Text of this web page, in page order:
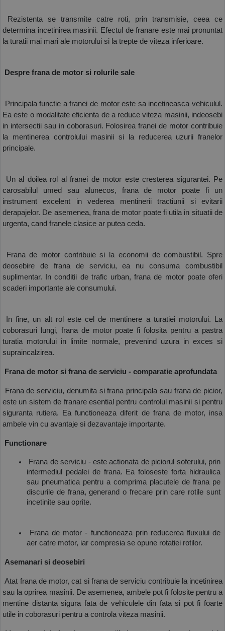
Rezistenta se transmite catre roti, prin transmisie, ceea ce
determina incetinirea masinii. Efectul de franare este mai pronuntat
la turatii mai mari ale motorului si la trepte de viteza inferioare.
Despre frana de motor si rolurile sale
Principala functie a franei de motor este sa incetineasca vehiculul.
Ea este o modalitate eficienta de a reduce viteza masinii, indeosebi
in intersectii sau in coborasuri. Folosirea franei de motor contribuie
la mentinerea controlului masinii si la reducerea uzurii franelor
principale.
Un al doilea rol al franei de motor este cresterea sigurantei. Pe
carosabilul umed sau alunecos, frana de motor poate fi un
instrument excelent in vederea mentinerii tractiunii si evitarii
derapajelor. De asemenea, frana de motor poate fi utila in situatii de
urgenta, cand franele clasice ar putea ceda.
Frana de motor contribuie si la economii de combustibil. Spre
deosebire de frana de serviciu, ea nu consuma combustibil
suplimentar. In conditii de trafic urban, frana de motor poate oferi
scaderi importante ale consumului.
In fine, un alt rol este cel de mentinere a turatiei motorului. La
coborasuri lungi, frana de motor poate fi folosita pentru a pastra
turatia motorului in limite normale, prevenind uzura in exces si
supraincalzirea.
Frana de motor si frana de serviciu - comparatie aprofundata
Frana de serviciu, denumita si frana principala sau frana de picior,
este un sistem de franare esential pentru controlul masinii si pentru
siguranta rutiera. Ea functioneaza diferit de frana de motor, insa
ambele vin cu avantaje si dezavantaje importante.
Functionare
Frana de serviciu - este actionata de piciorul soferului, prin
intermediul pedalei de frana. Ea foloseste forta hidraulica
sau pneumatica pentru a comprima placutele de frana pe
discurile de frana, generand o frecare prin care rotile sunt
incetinite sau oprite.
Frana de motor - functioneaza prin reducerea fluxului de
aer catre motor, iar compresia se opune rotatiei rotilor.
Asemanari si deosebiri
Atat frana de motor, cat si frana de serviciu contribuie la incetinirea
sau la oprirea masinii. De asemenea, ambele pot fi folosite pentru a
mentine distanta sigura fata de vehiculele din fata si pot fi foarte
utile in coborasuri pentru a controla viteza masinii.